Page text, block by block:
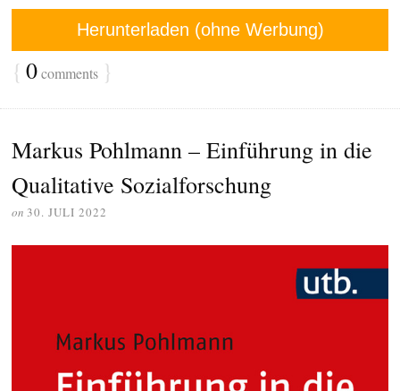
Herunterladen (ohne Werbung)
{ 0comments }
Markus Pohlmann – Einführung in die
Qualitative Sozialforschung
on 30. JULI 2022